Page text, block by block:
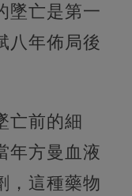
墜亡是第一
八年佈局後
亡前的細
年方曼血液
，這種藥物